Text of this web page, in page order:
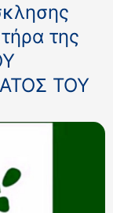
της
ΤΟΥ